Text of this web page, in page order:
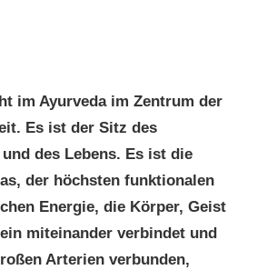
im Ayurveda im Zentrum der
Es ist der Sitz des
des Lebens. Es ist die
der höchsten funktionalen
Energie, die Körper, Geist
miteinander verbindet und
Arterien verbunden,